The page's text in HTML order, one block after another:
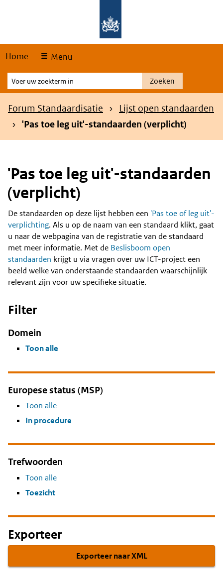
Home Menu
Voer
uw
zoekterm
Zoeken
Kruimelpad
Forum Standaardisatie
Lijst open standaarden
'Pas toe leg uit'-standaarden (verplicht)
'Pas toe leg uit'-standaarden
(verplicht)
Content
De standaarden op deze lijst hebben een 'Pas toe of leg uit'-
verplichting. Als u op de naam van een standaard klikt, gaat
u naar de webpagina van de registratie van de standaard
met meer informatie. Met de Beslisboom open
standaarden krijgt u via vragen over uw ICT-project een
beeld welke van onderstaande standaarden waarschijnlijk
relevant zijn voor uw specifieke situatie.
Filter
Domein
Toon alle
Europese status (MSP)
Toon alle
In procedure
Trefwoorden
Toon alle
Toezicht
Exporteer
Exporteer naar XML